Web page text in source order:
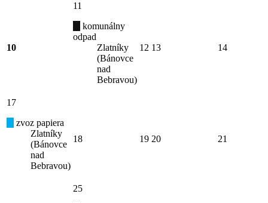
10
11
komunálny
odpad
Zlatníky
(Bánovce
nad
Bebravou)
12 13 14
17
zvoz papiera
Zlatníky
(Bánovce
nad
Bebravou)
18 19 20 21
25